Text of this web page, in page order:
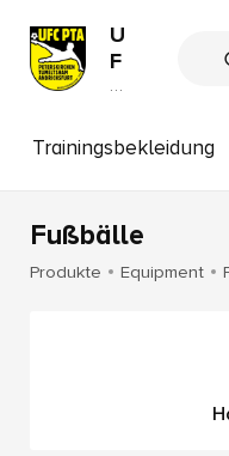
U
F
C
T
ei
h
o
p
Trainingsbekleidung
Fußbälle
Produkte Equipment